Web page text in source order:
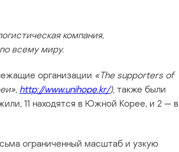
компания,
всему миру.
организации «The supporters of
http://www.unihope.kr/), также были
11 находятся в Южной Корее, и 2 — в
ограниченный масштаб и узкую